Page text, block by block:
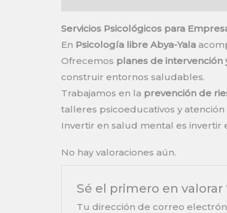
Servicios Psicológicos para
En Psicología libre Abya-Yala
Ofrecemos planes de
construir entornos saludables.
Trabajamos en la prevención de
talleres psicoeducativos y
Invertir en salud mental es invertir
No hay valoraciones aún.
Sé el primero en
Tu dirección de correo